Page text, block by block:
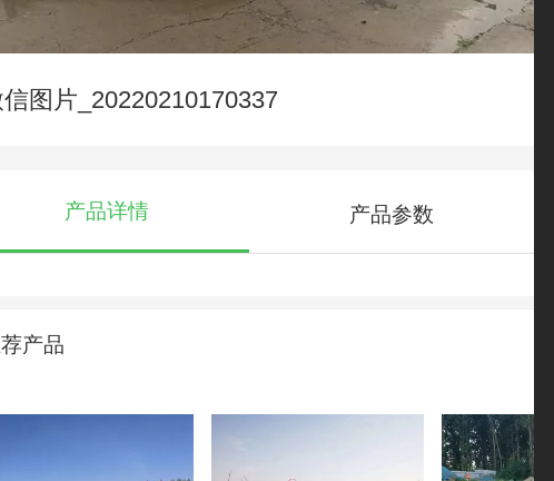
图片_20220210170337
产品详情 产品参数
产品